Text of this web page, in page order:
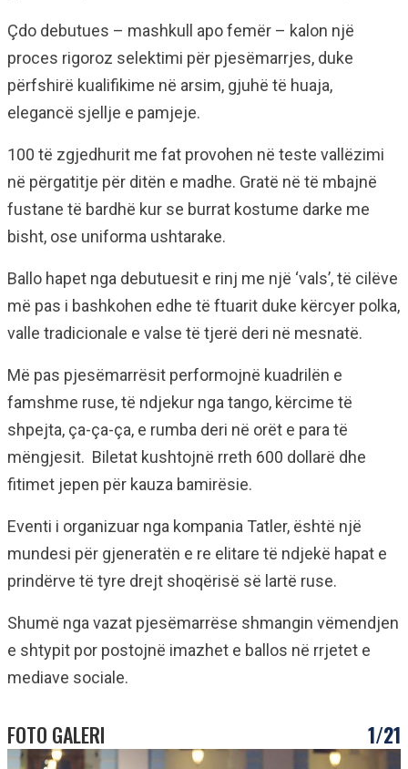
Çdo debutues – mashkull apo femër – kalon një
proces rigoroz selektimi për pjesëmarrjes, duke
përfshirë kualifikime në arsim, gjuhë të huaja,
elegancë sjellje e pamjeje.
100 të zgjedhurit me fat provohen në teste vallëzimi
në përgatitje për ditën e madhe. Gratë në të mbajnë
fustane të bardhë kur se burrat kostume darke me
bisht, ose uniforma ushtarake.
Ballo hapet nga debutuesit e rinj me një ‘vals’, të cilëve
më pas i bashkohen edhe të ftuarit duke kërcyer polka,
valle tradicionale e valse të tjerë deri në mesnatë.
Më pas pjesëmarrësit performojnë kuadrilën e
famshme ruse, të ndjekur nga tango, kërcime të
shpejta, ça-ça-ça, e rumba deri në orët e para të
mëngjesit. Biletat kushtojnë rreth 600 dollarë dhe
fitimet jepen për kauza bamirësie.
Eventi i organizuar nga kompania Tatler, është një
mundesi për gjeneratën e re elitare të ndjekë hapat e
prindërve të tyre drejt shoqërisë së lartë ruse.
Shumë nga vazat pjesëmarrëse shmangin vëmendjen
e shtypit por postojnë imazhet e ballos në rrjetet e
mediave sociale.
FOTO GALERI 1/21